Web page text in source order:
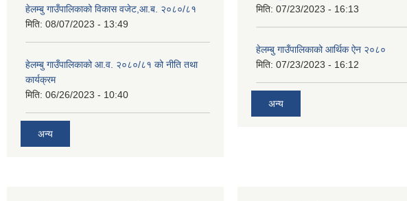
हेलम्बु गाउँपालिकाको विकास वजेट,आ.ब. २०८०/८१
मिति: 08/07/2023 - 13:49
हेलम्बु गाउँपालिकाको आ.व. २०८०/८१ को नीति तथा
कार्यक्रम
मिति: 06/26/2023 - 10:40
अन्य
मिति: 07/23/2023 - 16:13
हेलम्बु गाउँपालिकाको आर्थिक ऐन २०८०
मिति: 07/23/2023 - 16:12
अन्य